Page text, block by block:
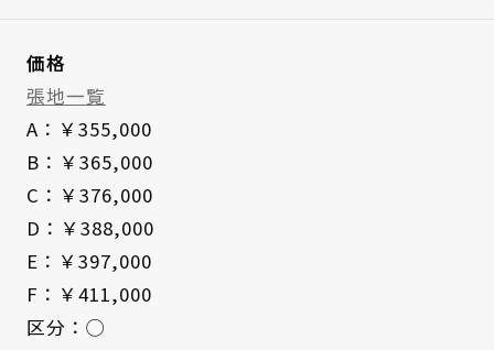
価格
張地一覧
A：￥355,000
B：￥365,000
C：￥376,000
D：￥388,000
E：￥397,000
F：￥411,000
区分：◯